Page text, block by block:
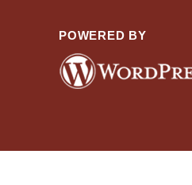
POWERED BY